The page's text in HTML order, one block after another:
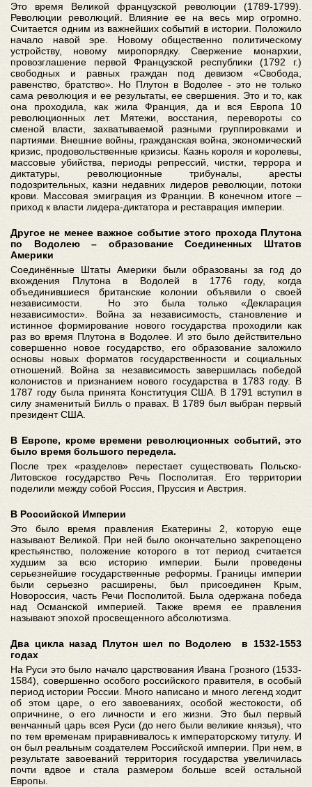
Это время Великой французской революции (1789-1799).
Революции революций. Влияние ее на весь мир огромно.
Считается одним из важнейших событий в истории. Положило
начало навой эре. Новому общественно политическому
устройству, новому миропорядку. Свержение монархии,
провозглашение первой Французской республики (1792 г.)
свободных и равных граждан под девизом «Свобода,
равенство, братство». Но Плутон в Водолее - это не только
сама революция и ее результаты, ее свершения. Это и то, как
она проходила, как жила Франция, да и вся Европа 10
революционных лет. Мятежи, восстания, перевороты со
сменой власти, захватываемой разными группировками и
партиями. Внешние войны, гражданская война, экономический
кризис, продовольственные кризисы. Казнь короля и королевы,
массовые убийства, периоды репрессий, чистки, террора и
диктатуры, революционные трибуналы, аресты
подозрительных, казни недавних лидеров революции, потоки
крови. Массовая эмиграция из Франции. В конечном итоге –
приход к власти лидера-диктатора и реставрация империи.
Другое не менее важное событие этого прохода Плутона
по Водолею – образование Соединенных Штатов
Америки
Соединённые Штаты Америки были образованы за год до
вхождения Плутона в Водолей в 1776 году, когда
объединившиеся британские колонии объявили о своей
независимости. Но это была только «Декларация
независимости». Война за независимость, становление и
истинное формирование нового государства проходили как
раз во время Плутона в Водолее. И это было действительно
совершенно новое государство, его образование заложило
основы новых форматов государственности и социальных
отношений. Война за независимость завершилась победой
колонистов и признанием нового государства в 1783 году. В
1787 году была принята Конституция США. В 1791 вступил в
силу знаменитый Билль о правах. В 1789 был выбран первый
президент США.
В Европе, кроме времени революционных событий, это
было время большого передела.
После трех «разделов» перестает существовать Польско-
Литовское государство Речь Посполитая. Его территории
поделили между собой Россия, Пруссия и Австрия.
В Российской Империи
Это было время правления Екатерины 2, которую еще
называют Великой. При ней было окончательно закрепощено
крестьянство, положение которого в тот период считается
худшим за всю историю империи. Были проведены
серьезнейшие государственные реформы. Границы империи
были серьезно расширены, был присоединен Крым,
Новороссия, часть Речи Посполитой. Была одержана победа
над Османской империей. Также время ее правления
называют эпохой просвещенного абсолютизма.
Два цикла назад Плутон шел по Водолею в 1532-1553
годах
На Руси это было начало царствования Ивана Грозного (1533-
1584), совершенно особого российского правителя, в особый
период истории России. Много написано и много легенд ходит
об этом царе, о его завоеваниях, особой жестокости, об
опричнине, о его личности и его жизни. Это был первый
венчанный царь всея Руси (до него были великие князья), что
по тем временам приравнивалось к императорскому титулу. И
он был реальным создателем Российской империи. При нем, в
результате завоеваний территория государства увеличилась
почти вдвое и стала размером больше всей остальной
Европы.